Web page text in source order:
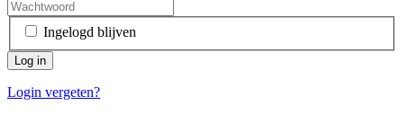
Ingelogd blijven
Login vergeten?